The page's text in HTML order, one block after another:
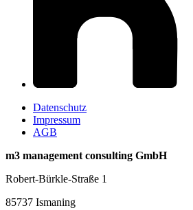
Datenschutz
Impressum
AGB
m3 management consulting GmbH
Robert-Bürkle-Straße 1
85737 Ismaning